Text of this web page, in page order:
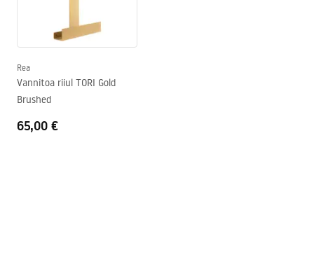
Rea
Vannitoa riiul TORI Gold
Brushed
65,00 €